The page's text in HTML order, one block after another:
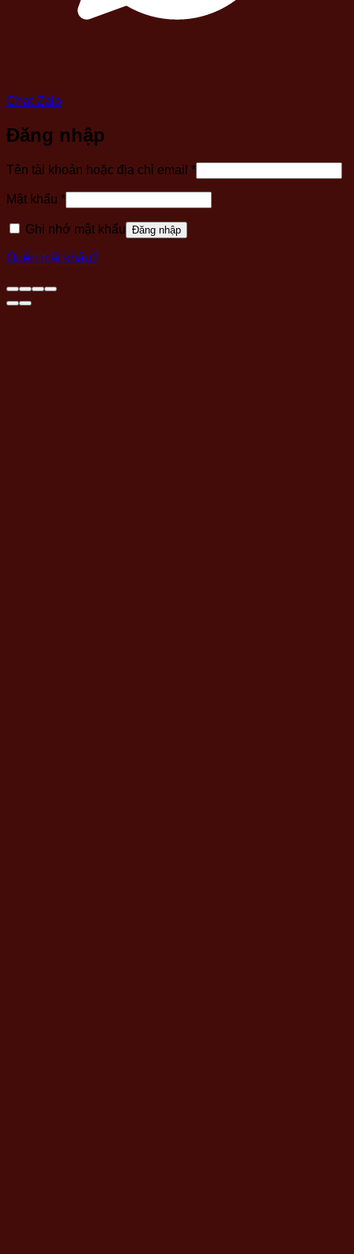
Chat Zalo
Đăng nhập
Tên tài khoản hoặc địa chỉ email *Bắt
buộc
Mật khẩu *Bắt
buộc
Ghi nhớ mật khẩu Đăng nhập
Quên mật khẩu?